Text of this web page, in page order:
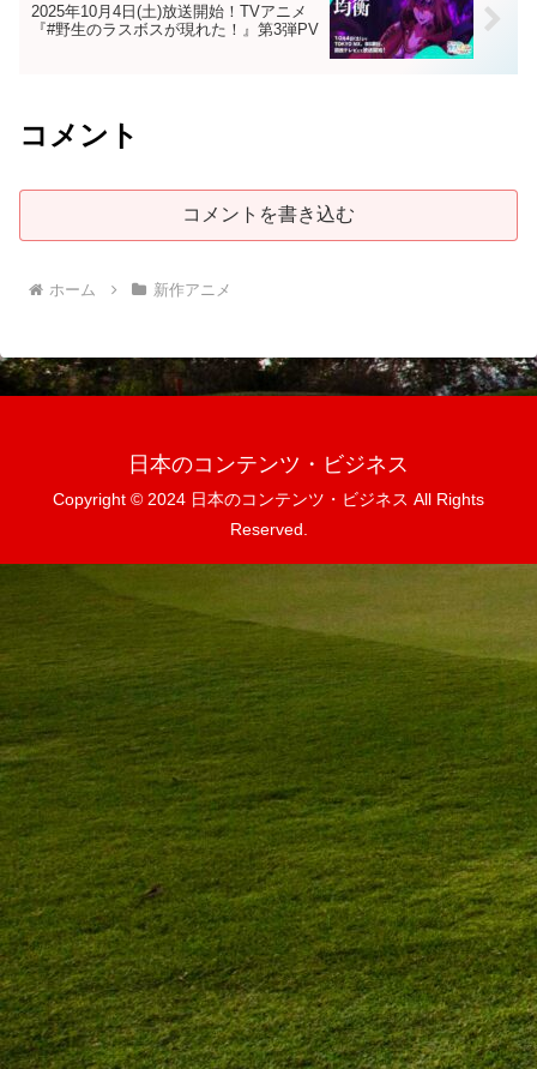
2025年10月4日(土)放送開始！TVアニメ
『#野生のラスボスが現れた！』第3弾PV
コメント
コメントを書き込む
ホーム 新作アニメ
日本のコンテンツ・ビジネス
Copyright © 2024 日本のコンテンツ・ビジネス All Rights
Reserved.